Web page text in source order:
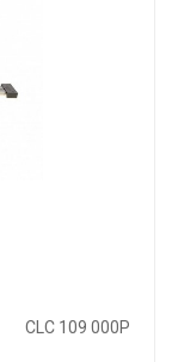
CLC 109 000P